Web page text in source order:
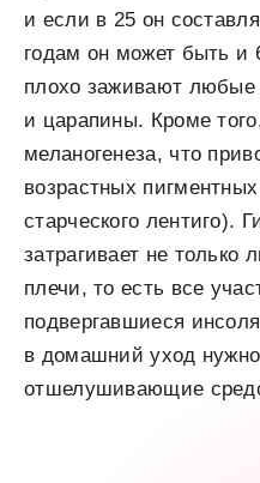
и если в 25 он
годам он может быть и
плохо заживают любые
и царапины. Кроме
меланогенеза, что
возрастных
старческого лентиго).
затрагивает не только
плечи, то есть все
подвергавшиеся
в домашний уход
отшелушивающие